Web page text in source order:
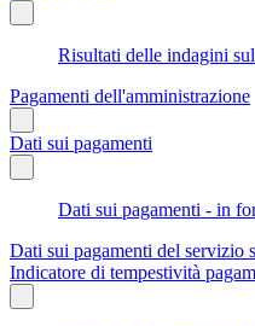
Risultati delle indagini
Pagamenti dell'amministrazione
Dati sui pagamenti
Dati sui pagamenti - in
Dati sui pagamenti del servizio
Indicatore di tempestività